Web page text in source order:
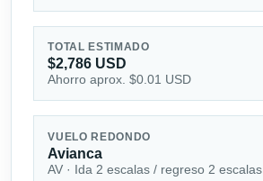
TOTAL ESTIMADO
$2,786 USD
Ahorro aprox. $0.01 USD
VUELO REDONDO
Avianca
AV · Ida 2 escalas / regreso 2 escalas